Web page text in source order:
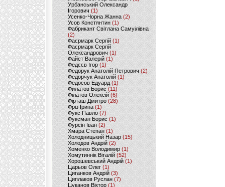
Урбанський Олександр
Ігорович (1)
Усенко-Чорна Жанна (2)
Усов Констянтин(1)
Фабрикант Світлана Самуілівна
(2)
Фаєрмарк Сергій(1)
Фаєрмарк Сергій
Олександрович (1)
Файст Валерій(1)
Федєєв Ігор (1)
Федорук Анатолій Петрович (2)
Федорчук Анатолій (1)
Федосов Едуард (1)
Филатов Борис (11)
Філатов Олексій (6)
Фірташ Дмитро (28)
Фріз Ірина (1)
Фукс Павло (7)
Фуксман Борис (1)
Фурсін Іван (2)
Хмара Степан(1)
Холодницький Назар(15)
Холодов Андрій (2)
Хоменко Володимир (1)
Хомутиннік Віталій (52)
Хорошевський Андрій (1)
Царьов Олег (1)
Циганков Андрій (3)
Циплаков Руслан(7)
Цуканов Віктор (1)